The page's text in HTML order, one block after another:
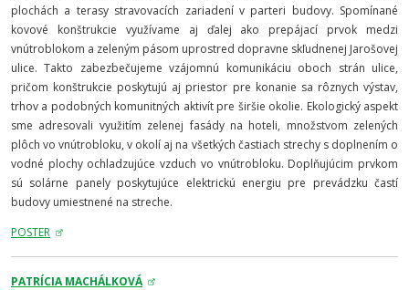
plochách a terasy stravovacích zariadení v parteri budovy. Spomínané
kovové konštrukcie využívame aj ďalej ako prepájací prvok medzi
vnútroblokom a zeleným pásom uprostred dopravne skľudnenej Jarošovej
ulice. Takto zabezbečujeme vzájomnú komunikáciu oboch strán ulice,
pričom konštrukcie poskytujú aj priestor pre konanie sa rôznych výstav,
trhov a podobných komunitných aktivít pre širšie okolie. Ekologický aspekt
sme adresovali využitím zelenej fasády na hoteli, množstvom zelených
plôch vo vnútrobloku, v okolí aj na všetkých častiach strechy s doplnením o
vodné plochy ochladzujúce vzduch vo vnútrobloku. Doplňujúcim prvkom
sú solárne panely poskytujúce elektrickú energiu pre prevádzku častí
budovy umiestnené na streche.
POSTER
PATRÍCIA MACHÁLKOVÁ